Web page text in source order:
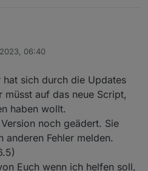
kann.funktioniert bei mir
scheint der Wert zu sein, der
Leistung angezeigt wird.
aus dem Powerstream
in die "anderen Verbraucher"
derzeit mit dem alten Script
nur sehr selten aktualisiert.
PV2_Power und leider
Off greife ich erstmal direkt auf
2 zu.
06:40
sich durch die Updates
auf das neue Script,
haben wollt.
noch geädert. Sie
anderen Fehler melden.
Euch wenn ich helfen soll,